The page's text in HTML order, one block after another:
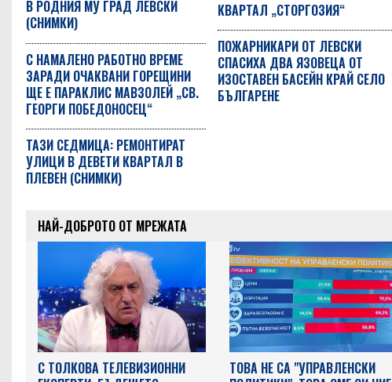
В РОДНИЯ МУ ГРАД ЛЕВСКИ
(СНИМКИ)
С НАМАЛЕНО РАБОТНО ВРЕМЕ
ЗАРАДИ ОЧАКВАНИ ГОРЕЩИНИ
ЩЕ Е ПАРАКЛИС МАВЗОЛЕЙ „СВ.
ГЕОРГИ ПОБЕДОНОСЕЦ“
ТАЗИ СЕДМИЦА: РЕМОНТИРАТ
УЛИЦИ В ДЕВЕТИ КВАРТАЛ В
ПЛЕВЕН (СНИМКИ)
КВАРТАЛ „СТОРГОЗИЯ“
ПОЖАРНИКАРИ ОТ ЛЕВСКИ
СПАСИХА ДВА ЯЗОВЕЦА ОТ
ИЗОСТАВЕН БАСЕЙН КРАЙ СЕЛО
БЪЛГАРЕНЕ
НАЙ-ДОБРОТО ОТ МРЕЖАТА
С ТОЛКОВА ТЕЛЕВИЗИОННИ
ТОВА НЕ СА "УПРАВЛЕНСКИ